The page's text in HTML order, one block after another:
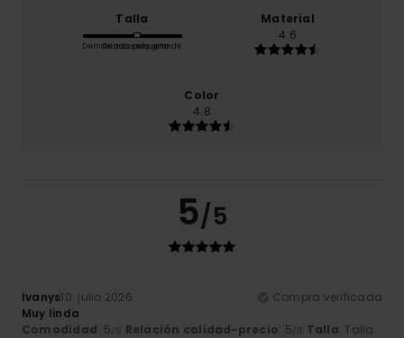
Talla
Demasiado pequeño
Demasiado grande
Material
4.6
Color
4.8
5/5
Ivanys10. julio 2026
Compra verificada
Muy linda
Comodidad: 5/5 Relación calidad-precio: 5/5 Talla: Talla